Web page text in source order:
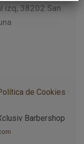
izq, 38202 San
de Cookies ·
Barbershop